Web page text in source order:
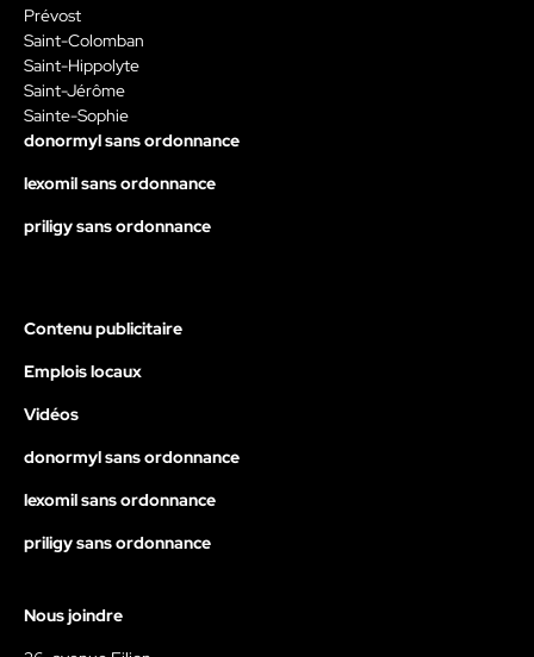
Prévost
Saint-Colomban
Saint-Hippolyte
Saint-Jérôme
Sainte-Sophie
donormyl sans ordonnance
lexomil sans ordonnance
priligy sans ordonnance
Contenu publicitaire
Emplois locaux
Vidéos
donormyl sans ordonnance
lexomil sans ordonnance
priligy sans ordonnance
Nous joindre